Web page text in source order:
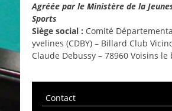
Agréée par le Ministère de la
Sports
Siège social : Comité
yvelines (CDBY) – Billard Club
Claude Debussy – 78960 Voisins
Contact